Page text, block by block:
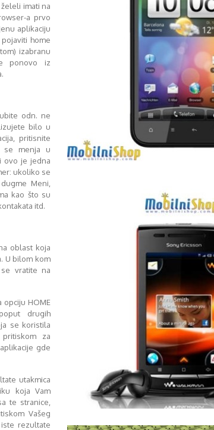
imati na
a prvo
aplikaciju
home
izabranu
ponovo iz
odn. ne
bilo u
pritisnite
se menja u
ovo je jedna
ukoliko se
Meni,
kao što su
itd.
oblast koja
U bilom kom
vratite na
opciju HOME
drugih
se koristila
za
gde
utakmica
koja Vam
te stranice,
Vašeg
rezultate